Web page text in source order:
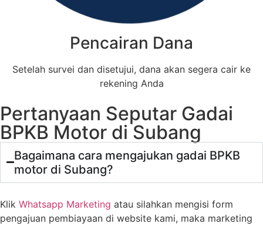
Pencairan Dana
Setelah survei dan disetujui, dana akan segera cair ke
rekening Anda
Pertanyaan Seputar Gadai
BPKB Motor di Subang
Bagaimana cara mengajukan gadai BPKB
motor di Subang?
Klik Whatsapp Marketing atau silahkan mengisi form
pengajuan pembiayaan di website kami, maka marketing